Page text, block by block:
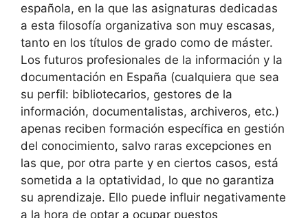
española, en la que las asignaturas dedicadas
a esta filosofía organizativa son muy escasas,
tanto en los títulos de grado como de máster.
Los futuros profesionales de la información y la
documentación en España (cualquiera que sea
su perfil: bibliotecarios, gestores de la
información, documentalistas, archiveros, etc.)
apenas reciben formación específica en gestión
del conocimiento, salvo raras excepciones en
las que, por otra parte y en ciertos casos, está
sometida a la optatividad, lo que no garantiza
su aprendizaje. Ello puede influir negativamente
a la hora de optar a ocupar puestos